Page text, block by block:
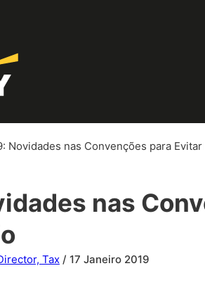
Novidades nas Convenções para
nas
Tax/ 17 Janeiro 2019